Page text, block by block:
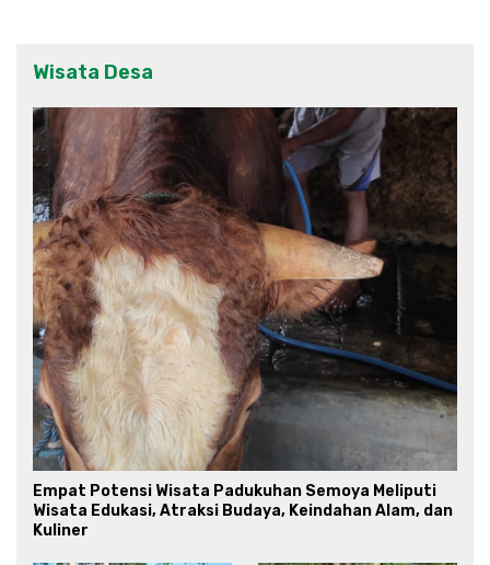
Wisata Desa
Empat Potensi Wisata Padukuhan Semoya Meliputi
Wisata Edukasi, Atraksi Budaya, Keindahan Alam, dan
Kuliner